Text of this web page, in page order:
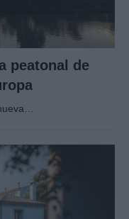
peatonal de